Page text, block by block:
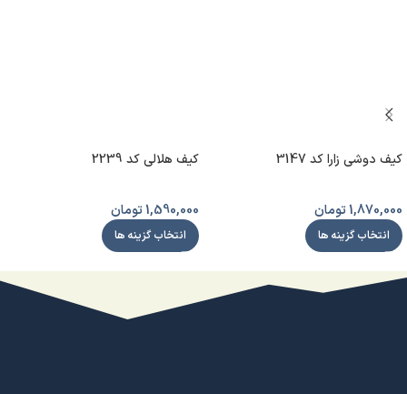
کیف دوشی زارا کد 3147
1,870,000تومان
انتخاب گزینه ها
کیف هلالی کد 2239
1,590,000تومان
انتخاب گزینه ها